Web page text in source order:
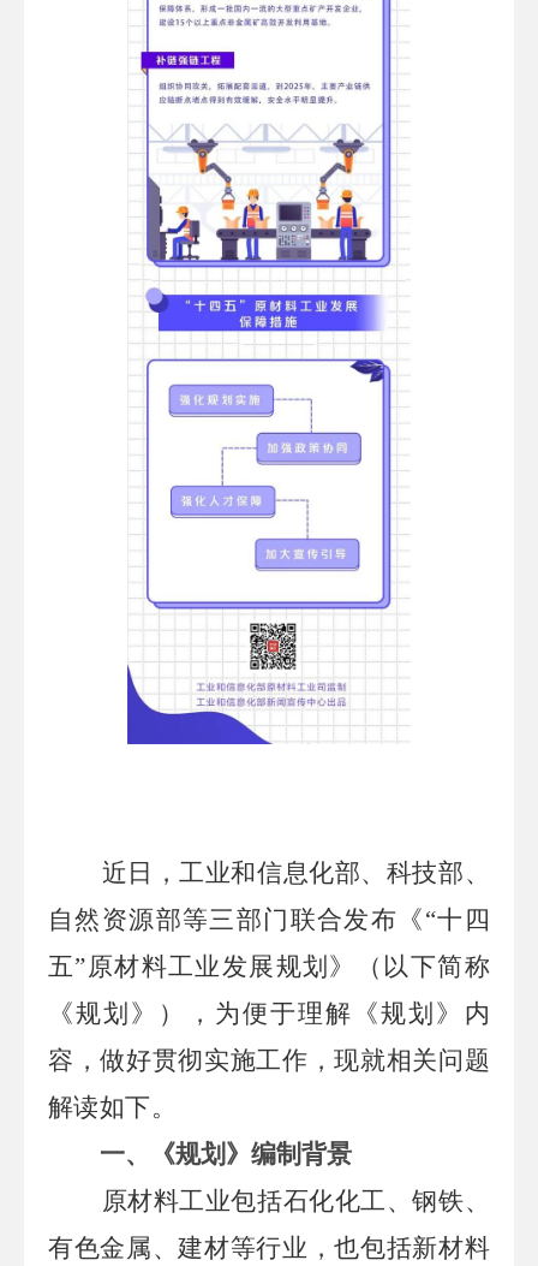
近日，工业和信息化部、科技部、
自然资源部等三部门联合发布《“十四
五”原材料工业发展规划》（以下简称
《规划》），为便于理解《规划》内
容，做好贯彻实施工作，现就相关问题
解读如下。
一、
《规划》编制背景
原材料工业包括石化化工、钢铁、
有色金属、建材等行业，也包括新材料